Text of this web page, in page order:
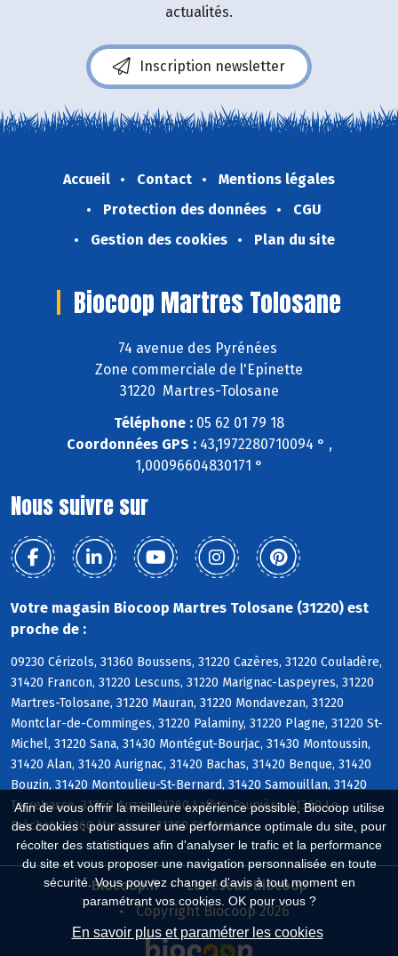
Afin de vous offrir la meilleure expérience possible, Biocoop utilise
des cookies : pour assurer une performance optimale du site, pour
récolter des statistiques afin d'analyser le trafic et la performance
du site et vous proposer une navigation personnalisée en toute
sécurité. Vous pouvez changer d'avis à tout moment en
paramétrant vos cookies. OK pour vous ?
En savoir plus et paramétrer les cookies
actualités.
Inscription newsletter
Accueil Contact
Mentions légales
Protection des données
CGU
Gestion des cookies
Plan du site
Biocoop Martres Tolosane
74 avenue des Pyrénées
Zone commerciale de l'Epinette
31220 Martres-Tolosane
Téléphone : 05 62 01 79 18
Coordonnées GPS :43,1972280710094 ° ,
1,00096604830171 °
Nous suivre sur
Votre magasin Biocoop Martres Tolosane (31220) est
proche de :
09230 Cérizols, 31360 Boussens, 31220 Cazères, 31220 Couladère,
31420 Francon, 31220 Lescuns, 31220 Marignac-Laspeyres, 31220
Martres-Tolosane, 31220 Mauran, 31220 Mondavezan, 31220
Montclar-de-Comminges, 31220 Palaminy, 31220 Plagne, 31220 St-
Michel, 31220 Sana, 31430 Montégut-Bourjac, 31430 Montoussin,
31420 Alan, 31420 Aurignac, 31420 Bachas, 31420 Benque, 31420
Bouzin, 31420 Montoulieu-St-Bernard, 31420 Samouillan, 31420
Terrebasse, 31360 Auzas, 31360 Laffite-Toupière, 31360 Le
Fréchet, 31360 Mancioux, 31360 St-Martory
Biocoop.fr
Le réseau Biocoop
Copyright Biocoop 2026